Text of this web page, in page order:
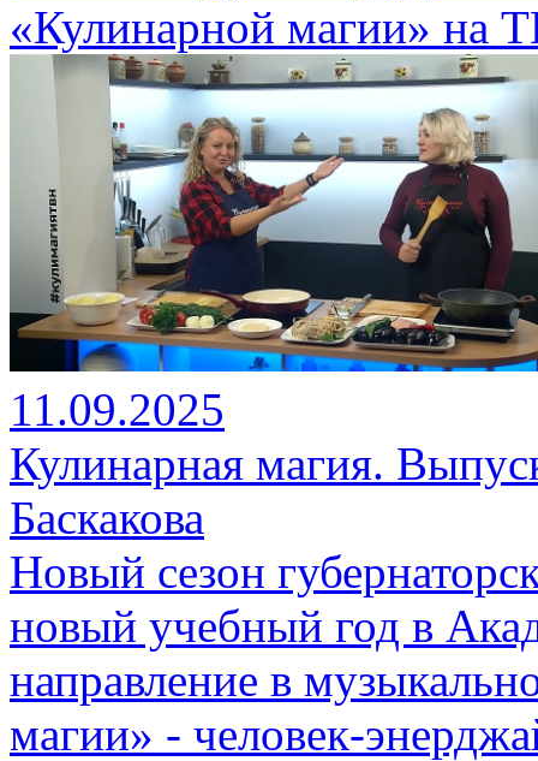
«Кулинарной магии» на
11.09.2025
Кулинарная магия.
Баскакова
Новый сезон
новый учебный год в
направление в
магии» - человек-